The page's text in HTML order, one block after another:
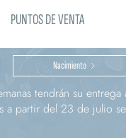
PUNTOS DE VENTA
Nacimiento
tendrán su entrega
a partir del 23 de julio